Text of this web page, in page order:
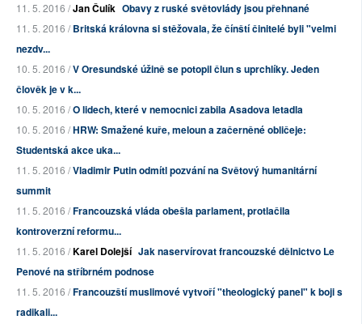
11. 5. 2016 /Jan Čulík Obavy z ruské světovlády jsou přehnané
11. 5. 2016 /Britská královna si stěžovala, že čínští činitelé byli "velmi
nezdv...
10. 5. 2016 /V Oresundské úžině se potopil člun s uprchlíky. Jeden
člověk je v k...
10. 5. 2016 /O lidech, které v nemocnici zabila Asadova letadla
10. 5. 2016 /HRW: Smažené kuře, meloun a začerněné obličeje:
Studentská akce uka...
11. 5. 2016 /Vladimir Putin odmítl pozvání na Světový humanitární
summit
11. 5. 2016 /Francouzská vláda obešla parlament, protlačila
kontroverzní reformu...
11. 5. 2016 /Karel Dolejší Jak naservírovat francouzské dělnictvo Le
Penové na stříbrném podnose
11. 5. 2016 /Francouzští muslimové vytvoří "theologický panel" k boji s
radikali...